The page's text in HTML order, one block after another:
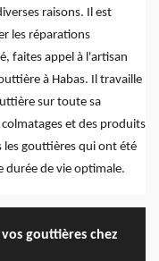
raisons. Il est
les réparations
faites appel à l'artisan
à Habas. Il travaille
sur toute sa
et des produits
les gouttières qui ont été
durée de vie optimale.
gouttières chez